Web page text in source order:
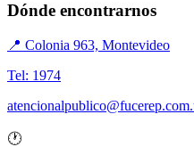
Dónde encontrarnos
📍 Colonia 963, Montevideo
Tel: 1974
🕐